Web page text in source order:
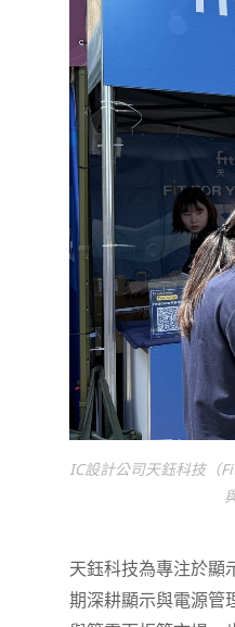
IC設計公司天鈺科技（
天鈺科技為專注於顯
期深耕顯示與電源管